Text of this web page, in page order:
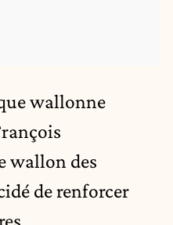
wallonne
wallon des
de renforcer